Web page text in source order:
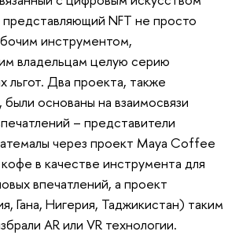
NFT не просто
инструментом,
владельцам целую серию
льгот. Два проекта, также
основаны на взаимосвязи
– представители
через проект Maya Coffee
кофе в качестве инструмента для
впечатлений, а проект
Гана, Нигерия, Таджикистан) таким
AR или VR технологии.